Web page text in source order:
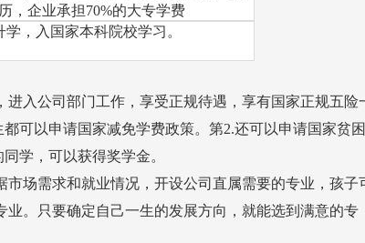
，企业承担70%的大专学费
，入国家本科院校学习。
入公司部门工作，享受正规待遇，享有国家正规五险
可以申请国家减免学费政策。第2.还可以申请国家贫困
学，可以获得奖学金。
场需求和就业情况，开设公司直属需要的专业，孩子
。只要确定自己一生的发展方向，就能选到满意的专